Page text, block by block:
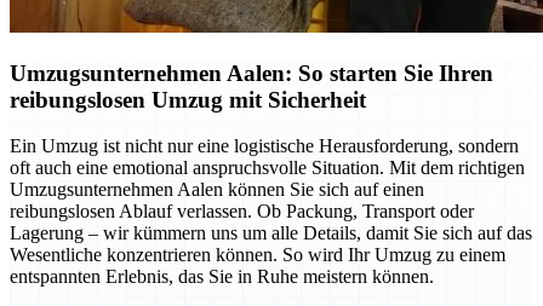
Umzugsunternehmen Aalen: So starten Sie Ihren
reibungslosen Umzug mit Sicherheit
Ein Umzug ist nicht nur eine logistische Herausforderung, sondern
oft auch eine emotional anspruchsvolle Situation. Mit dem richtigen
Umzugsunternehmen Aalen können Sie sich auf einen
reibungslosen Ablauf verlassen. Ob Packung, Transport oder
Lagerung – wir kümmern uns um alle Details, damit Sie sich auf das
Wesentliche konzentrieren können. So wird Ihr Umzug zu einem
entspannten Erlebnis, das Sie in Ruhe meistern können.